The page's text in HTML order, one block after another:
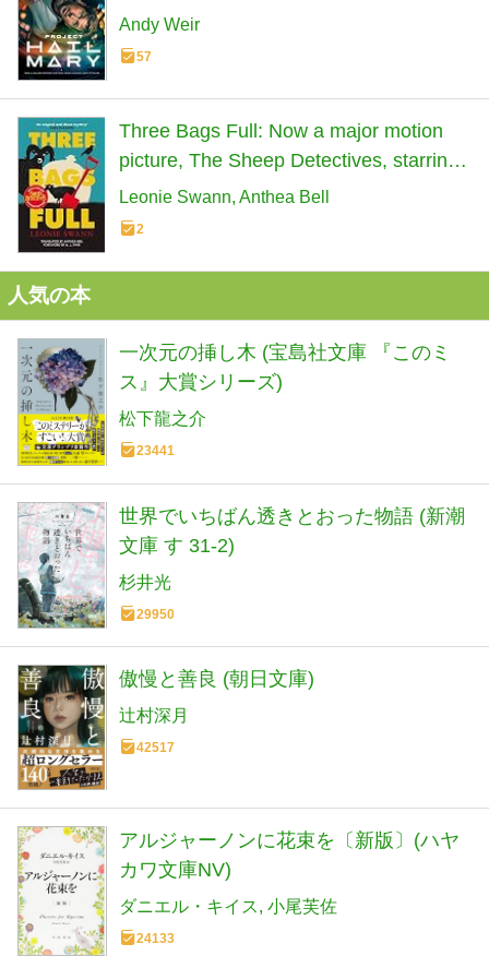
Andy Weir
57
Three Bags Full: Now a major motion
picture, The Sheep Detectives, starring
Hugh Jackman (A Sheep Detective
Novel Book 1) (English Edition)
Leonie Swann Anthea Bell
2
人気の本
一次元の挿し木 (宝島社文庫 『このミ
ス』大賞シリーズ)
松下龍之介
23441
世界でいちばん透きとおった物語 (新潮
文庫 す 31-2)
杉井光
29950
傲慢と善良 (朝日文庫)
辻村深月
42517
アルジャーノンに花束を〔新版〕(ハヤ
カワ文庫NV)
ダニエル・キイス 小尾芙佐
24133